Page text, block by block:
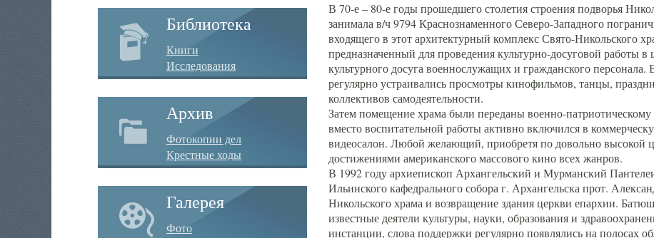
Библиотека
Книги
Исследования
Архив
Фотокопии дел
Крестные ходы
Галерея
Фото
В 70-е – 80-е годы прошедшего столетия строения подворья
занимала в/ч 9794 Краснознаменного Северо-Западного
входящего в этот архитектурный комплекс Свято-Никольского
предназначенный для проведения культурно-досуговой работы в
культурного досуга военнослужащих и гражданского
регулярно устраивались просмотры кинофильмов, танцы,
коллективов самодеятельности.
Затем помещение храма были переданы военно-
вместо воспитательной работы активно включился в
видеосалон. Любой желающий, приобретя по довольно высокой
достижениями американского массового кино всех жанров.
В 1992 году архиепископ Архангельский и Мурманский
Ильинского кафедрального собора г. Архангельска прот.
Никольского храма и возвращение здания церкви епархии.
известные деятели культуры, науки, образования и
инстанции, слова поддержки регулярно появлялись на полосах